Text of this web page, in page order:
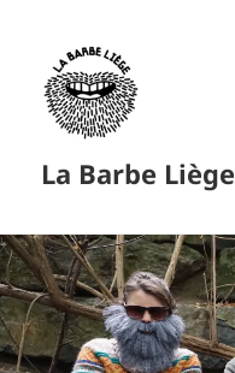
La Barbe Liège